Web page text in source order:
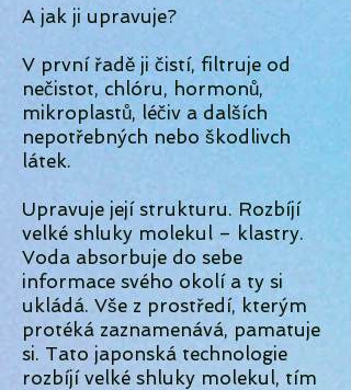
A jak ji upravuje?
V první řadě ji čistí, filtruje od
nečistot, chlóru, hormonů,
mikroplastů, léčiv a dalších
nepotřebných nebo škodlivch
látek.
Upravuje její strukturu. Rozbíjí
velké shluky molekul – klastry.
Voda absorbuje do sebe
informace svého okolí a ty si
ukládá. Vše z prostředí, kterým
protéká zaznamenává, pamatuje
si. Tato japonská technologie
rozbíjí velké shluky molekul, tím